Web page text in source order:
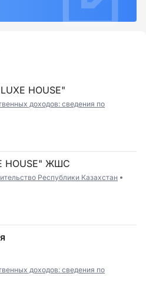
HOUSE"
доходов: сведения по
HOUSE" ЖШС
Республики Казахстан
доходов: сведения по